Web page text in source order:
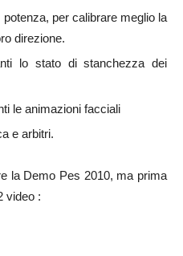
per calibrare meglio la
direzione.
lo stato di stanchezza dei
le animazioni facciali
e arbitri.
la Demo Pes 2010, ma prima
video :